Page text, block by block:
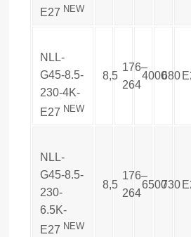
E27 NEW
NLL-
G45-8.5-
230-4K-
E27 NEW
8,5
176–
264
4000680
NLL-
G45-8.5-
230-
6.5K-
E27 NEW
8,5
176–
264
6500730